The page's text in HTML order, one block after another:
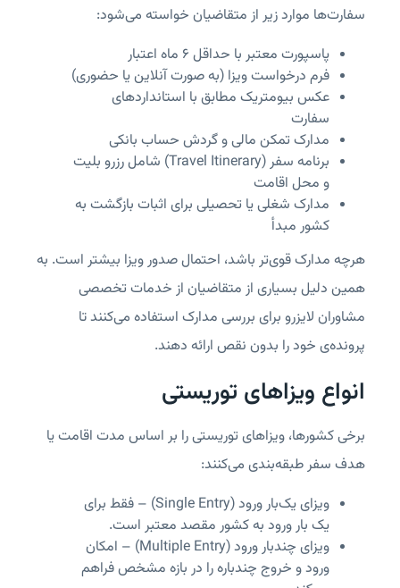
سفارت‌ها موارد زیر از متقاضیان خواسته می‌شود:
پاسپورت معتبر با حداقل ۶ ماه اعتبار
فرم درخواست ویزا (به ‌صورت آنلاین یا حضوری)
عکس بیومتریک مطابق با استانداردهای
سفارت
مدارک تمکن مالی و گردش حساب بانکی
برنامه سفر (Travel Itinerary) شامل رزرو بلیت
و محل اقامت
مدارک شغلی یا تحصیلی برای اثبات بازگشت به
کشور مبدأ
هرچه مدارک قوی‌تر باشد، احتمال صدور ویزا بیشتر است. به
همین دلیل بسیاری از متقاضیان از خدمات تخصصی
مشاوران لایزرو برای بررسی مدارک استفاده می‌کنند تا
پرونده‌ی خود را بدون نقص ارائه دهند.
انواع ویزاهای توریستی
برخی کشورها، ویزاهای توریستی را بر اساس مدت اقامت یا
هدف سفر طبقه‌بندی می‌کنند:
ویزای یک‌بار ورود (Single Entry) – فقط برای
یک بار ورود به کشور مقصد معتبر است.
ویزای چند‌بار ورود (Multiple Entry) – امکان
ورود و خروج چندباره را در بازه مشخص فراهم